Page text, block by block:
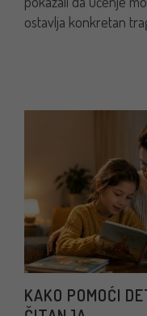
ostavlja konkretan
KAKO POMOĆI